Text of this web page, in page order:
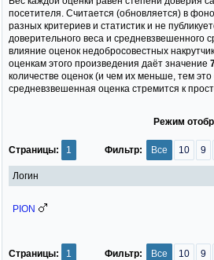
посетителя. Считается (обновляется) в
разных критериев и статистик и не
доверительного веса и средневзвешенного
влияние оценок недобросовестных
оценкам этого произведения даёт значение
количестве оценок (и чем их меньше, тем
средневзвешенная оценка стремится к
Режим
Все 10 9
Фильтр:
Страницы: 1
Логин
PION
Все 10 9
Фильтр:
Страницы: 1